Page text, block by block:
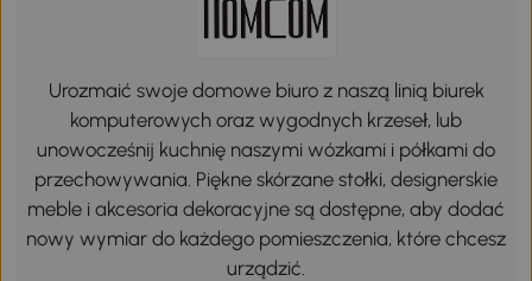
Urozmaić swoje domowe biuro z naszą linią biurek
komputerowych oraz wygodnych krzeseł, lub
unowocześnij kuchnię naszymi wózkami i półkami do
przechowywania. Piękne skórzane stołki, designerskie
meble i akcesoria dekoracyjne są dostępne, aby dodać
nowy wymiar do każdego pomieszczenia, które chcesz
urządzić.